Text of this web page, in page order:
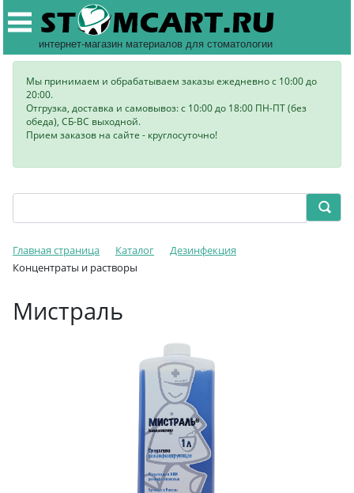
интернет-магазин материалов для стоматологии
Мы принимаем и обрабатываем заказы ежедневно с 10:00 до
20:00.
Отгрузка, доставка и самовывоз: с 10:00 до 18:00 ПН-ПТ (без
обеда), СБ-ВС выходной.
Прием заказов на сайте - круглосуточно!
Главная страница Каталог
Дезинфекция
Концентраты и растворы
Мистраль